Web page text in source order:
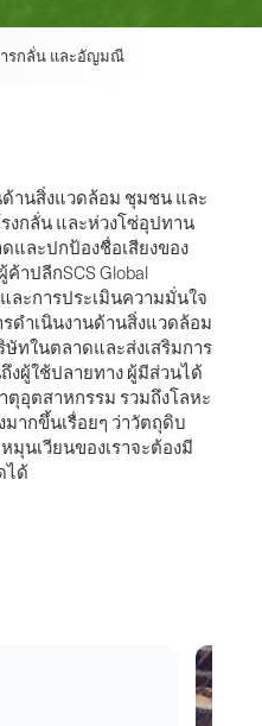
ารกลั่น และอัญมณี
ด้านสิ่งแวดล้อม ชุมชน และ
งกลั่น และห่วงโซ่อุปทาน
ละปกป้องชื่อเสียงของ
าปลีกSCS Global
ละการประเมินความมั่นใจ
ดำเนินงานด้านสิ่งแวดล้อม
ทในตลาดและส่งเสริมการ
งผู้ใช้ปลายทาง ผู้มีส่วนได้
ตุอุตสาหกรรม รวมถึงโลหะ
ากขึ้นเรื่อยๆ ว่าวัตถุดิบ
นเวียนของเราจะต้องมี
ได้